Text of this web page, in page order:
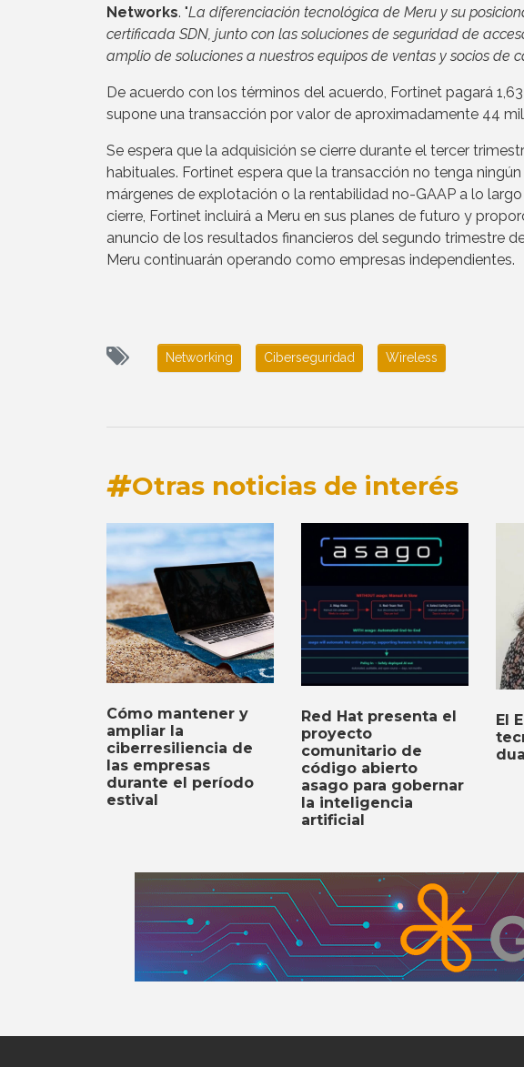
Networks. "La diferenciación tecnológica de Meru y su
certificada SDN, junto con las soluciones de seguridad de
amplio de soluciones a nuestros equipos de ventas y socios de
De acuerdo con los términos del acuerdo, Fortinet pagará
supone una transacción por valor de aproximadamente 44
Se espera que la adquisición se cierre durante el tercer
habituales. Fortinet espera que la transacción no tenga
márgenes de explotación o la rentabilidad no-GAAP a lo
cierre, Fortinet incluirá a Meru en sus planes de futuro y
anuncio de los resultados financieros del segundo trimestre
Meru continuarán operando como empresas independientes.
Networking Ciberseguridad Wireless
Otras noticias de interés
Cómo mantener y
ampliar la
ciberresiliencia de
las empresas
durante el período
estival
Red Hat presenta el
proyecto
comunitario de
código abierto
asago para gobernar
la inteligencia
artificial
El
dual